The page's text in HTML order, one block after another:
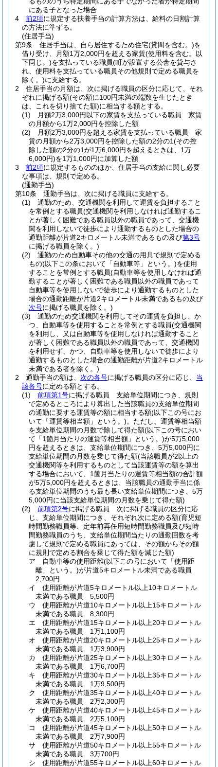
にある子となった場合
4
前2項に規定する扶養手当の計算方法は、給料の日割計算
の方法に準ずる。
(住居手当)
第9条
住居手当は、自ら居住するため住宅(貸間を含む。)を
借り受け、月額1万2,000円を超える家賃(使用料を含む。以
下同じ。)を支払っている職員(町が設置する公舎を貸与さ
れ、使用料を支払っている職員その他規則で定める職員を
除く。)に支給する。
2
住居手当の月額は、次に掲げる職員の区分に応じて、それ
ぞれに掲げる額(その額に100円未満の端数を生じたとき
は、これを切り捨てた額)に相当する額とする。
(1)
月額2万3,000円以下の家賃を支払っている職員 家賃
の月額から1万2,000円を控除した額
(2)
月額2万3,000円を超える家賃を支払っている職員 家
賃の月額から2万3,000円を控除した額の2分の1(その控
除した額の2分の1が1万6,000円を超えるときは、1万
6,000円)を1万1,000円に加算した額
3
前2項に規定するもののほか、住居手当の支給に関し必要
な事項は、規則で定める。
(通勤手当)
第10条
通勤手当は、次に掲げる職員に支給する。
(1)
通勤のため、交通機関を利用して運賃を負担すること
を常例とする職員(交通機関を利用しなければ通勤するこ
とが著しく困難である職員以外の職員であって、交通機
関を利用しないで徒歩により通勤するものとした場合の
通勤距離が片道2キロメートル未満であるもの及び第3号
に掲げる職員を除く。)
(2)
通勤のため自動車その他の交通の用具で規則で定める
もの(以下この条において「自動車等」という。)を使用
することを常例とする職員(自動車等を使用しなければ通
勤することが著しく困難である職員以外の職員であって
自動車等を使用しないで徒歩により通勤するものとした
場合の通勤距離が片道2キロメートル未満であるもの及び
次号に掲げる職員を除く。)
(3)
通勤のため交通機関を利用してその運賃を負担し、か
つ、自動車等を使用することを常例とする職員(交通機関
を利用し、又は自動車等を使用しなければ通勤すること
が著しく困難である職員以外の職員であって、交通機関
を利用せず、かつ、自動車等を使用しないで徒歩により
通勤するものとした場合の通勤距離が片道2キロメートル
未満である者を除く。)
2
通勤手当の額は、 次の各号に掲げる職員の区分に応じ、 当
該各号に定める額とする。
(1)
前項第1号に掲げる職員 支給単位期間につき、規則
で定めるところにより算出した当該職員の支給単位期間
の通勤に要する運賃等の額に相当する額(以下この号にお
いて「運賃等相当額」という。)。 ただし、運賃等相当額
を支給単位期間の月数で除して得た額(以下この号におい
て「1箇月当たりの運賃等相当額」という。)が5万5,000
円を超えるときは、支給単位期間につき、5万5,000円に
支給単位期間の月数を乗じて得た額(当該職員が2以上の
交通機関等を利用するものとして当該運賃等の額を算出
する場合において、1箇月当たりの運賃等相当額の合計額
が5万5,000円を超えるときは、当該職員の通勤手当に係
る支給単位期間のうち最も長い支給単位期間につき、5万
5,000円に当該支給単位期間の月数を乗じて得た額)
(2)
前項第2号に掲げる職員 次に掲げる職員の区分に応
じ、支給単位期間につき、それぞれ次に定める額(育児短
時間勤務職員等、定年前再任用短時間勤務職員及び短時
間勤務職員のうち、支給単位期間当たりの通勤回数を考
慮して規則で定める職員にあっては、その額からその額
に規則で定める割合を乗じて得た額を減じた額)
ア
自動車等の使用距離(以下この号において「使用距
離」という。)が片道5キロメートル未満である職員
2,700円
イ
使用距離が片道5キロメートル以上10キロメートル
未満である職員 5,500円
ウ
使用距離が片道10キロメートル以上15キロメートル
未満である職員 8,300円
エ
使用距離が片道15キロメートル以上20キロメートル
未満である職員 1万1,100円
オ
使用距離が片道20キロメートル以上25キロメートル
未満である職員 1万3,900円
カ
使用距離が片道25キロメートル以上30キロメートル
未満である職員 1万6,700円
キ
使用距離が片道30キロメートル以上35キロメートル
未満である職員 1万9,500円
ク
使用距離が片道35キロメートル以上40キロメートル
未満である職員 2万2,300円
ケ
使用距離が片道40キロメートル以上45キロメートル
未満である職員 2万5,100円
コ
使用距離が片道45キロメートル以上50キロメートル
未満である職員 2万7,900円
サ
使用距離が片道50キロメートル以上55キロメートル
未満である職員 3万700円
シ
使用距離が片道55キロメートル以上60キロメートル